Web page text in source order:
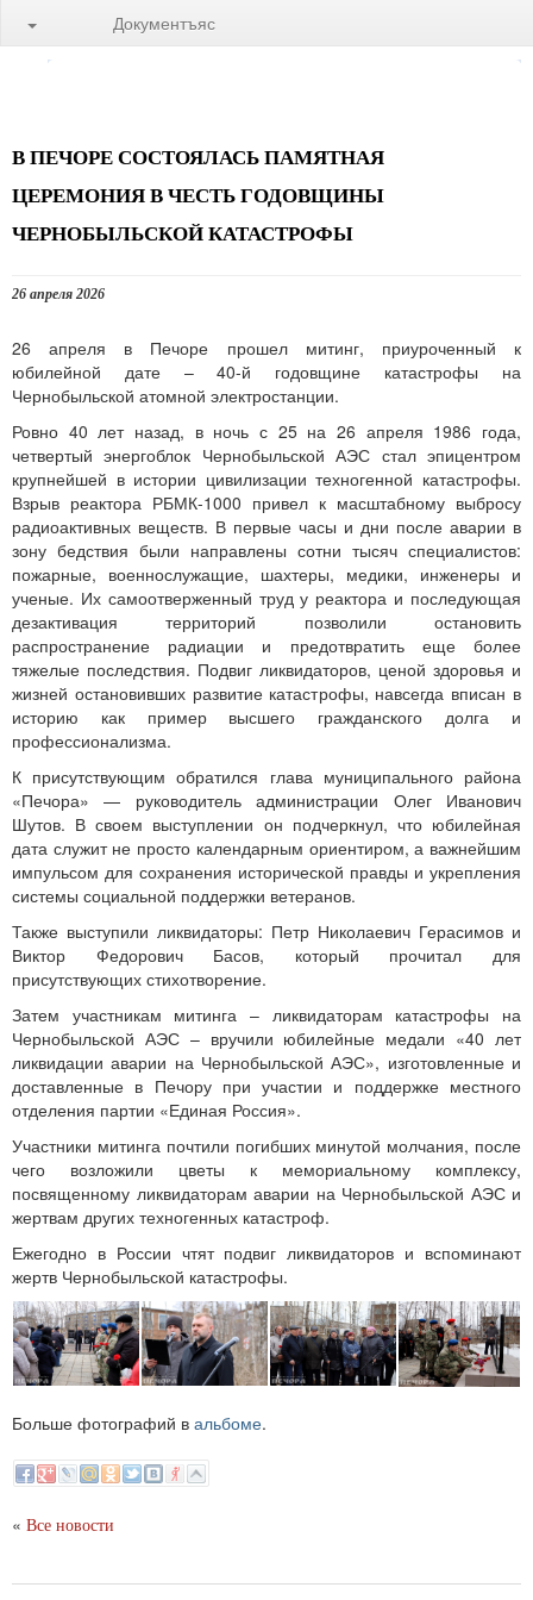
Документъяс
В ПЕЧОРЕ СОСТОЯЛАСЬ ПАМЯТНАЯ
ЦЕРЕМОНИЯ В ЧЕСТЬ ГОДОВЩИНЫ
ЧЕРНОБЫЛЬСКОЙ КАТАСТРОФЫ
26 апреля 2026
26 апреля в Печоре прошел митинг, приуроченный к
юбилейной дате – 40-й годовщине катастрофы на
Чернобыльской атомной электростанции.
Ровно 40 лет назад, в ночь с 25 на 26 апреля 1986 года,
четвертый энергоблок Чернобыльской АЭС стал эпицентром
крупнейшей в истории цивилизации техногенной катастрофы.
Взрыв реактора РБМК-1000 привел к масштабному выбросу
радиоактивных веществ. В первые часы и дни после аварии в
зону бедствия были направлены сотни тысяч специалистов:
пожарные, военнослужащие, шахтеры, медики, инженеры и
ученые. Их самоотверженный труд у реактора и последующая
дезактивация территорий позволили остановить
распространение радиации и предотвратить еще более
тяжелые последствия. Подвиг ликвидаторов, ценой здоровья и
жизней остановивших развитие катастрофы, навсегда вписан в
историю как пример высшего гражданского долга и
профессионализма.
К присутствующим обратился глава муниципального района
«Печора» — руководитель администрации Олег Иванович
Шутов. В своем выступлении он подчеркнул, что юбилейная
дата служит не просто календарным ориентиром, а важнейшим
импульсом для сохранения исторической правды и укрепления
системы социальной поддержки ветеранов.
Также выступили ликвидаторы: Петр Николаевич Герасимов и
Виктор Федорович Басов, который прочитал для
присутствующих стихотворение.
Затем участникам митинга – ликвидаторам катастрофы на
Чернобыльской АЭС – вручили юбилейные медали «40 лет
ликвидации аварии на Чернобыльской АЭС», изготовленные и
доставленные в Печору при участии и поддержке местного
отделения партии «Единая Россия».
Участники митинга почтили погибших минутой молчания, после
чего возложили цветы к мемориальному комплексу,
посвященному ликвидаторам аварии на Чернобыльской АЭС и
жертвам других техногенных катастроф.
Ежегодно в России чтят подвиг ликвидаторов и вспоминают
жертв Чернобыльской катастрофы.
Больше фотографий в альбоме.
« Все новости